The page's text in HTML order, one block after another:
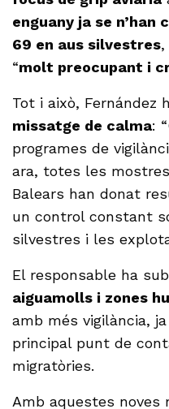
enguany ja se n’han
69 en aus silvestres,
“molt preocupant i
Tot i això, Fernández
missatge de calma:
programes de
ara, totes les
Balears han donat
un control constant
silvestres i les
El responsable ha
aiguamolls i zones
amb més vigilància,
principal punt de
migratòries.
Amb aquestes noves